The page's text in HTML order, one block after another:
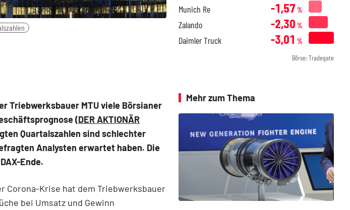
Triebwerksbauer MTU viele Börsianer
(DER AKTIONÄR
Quartalszahlen sind schlechter
Analysten erwartet haben. Die
Ende.
Corona-Krise hat dem Triebwerksbauer
bei Umsatz und Gewinn
Munich Re -1,57 %
Zalando -2,30 %
Daimler Truck -3,01 %
Börse: Tradegate
Mehr zum Thema